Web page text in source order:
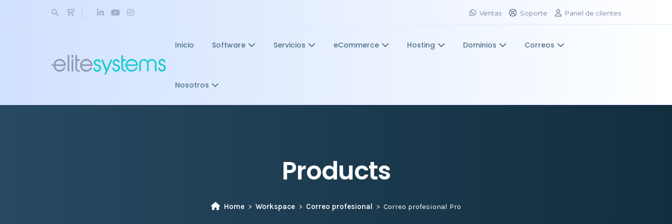
Ventas Soporte Panel de clientes
Inicio Software Servicios eCommerce Hosting Dominios Correos
Nosotros
Products
Home Workspace Correo profesional Correo profesional Pro